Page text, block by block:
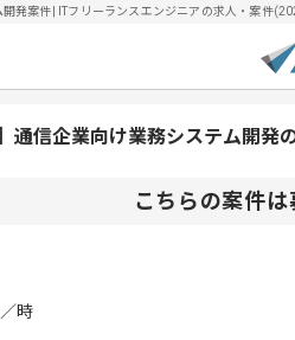
開発案件| ITフリーランスエンジニアの求人・案件
通信企業向け業務システム開発
こちらの案件
時